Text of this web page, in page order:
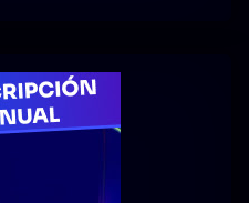
2160p 4K SDR